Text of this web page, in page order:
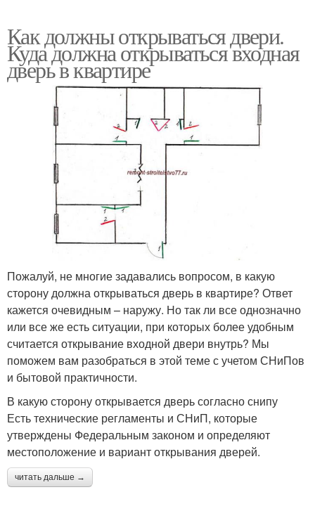
Как должны открываться двери.
Куда должна открываться входная
дверь в квартире
Пожалуй, не многие задавались вопросом, в какую
сторону должна открываться дверь в квартире? Ответ
кажется очевидным – наружу. Но так ли все однозначно
или все же есть ситуации, при которых более удобным
считается открывание входной двери внутрь? Мы
поможем вам разобраться в этой теме с учетом СНиПов
и бытовой практичности.
В какую сторону открывается дверь согласно снипу
Есть технические регламенты и СНиП, которые
утверждены Федеральным законом и определяют
местоположение и вариант открывания дверей.
читать дальше →